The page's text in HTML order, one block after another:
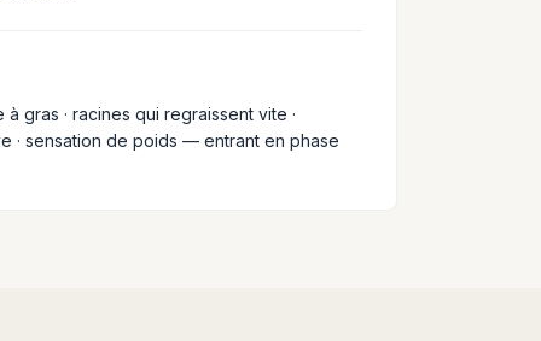
gras · racines qui regraissent vite ·
· sensation de poids — entrant en phase